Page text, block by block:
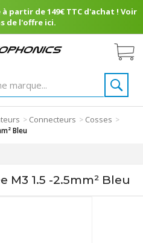
partir de 149€ TTC d'achat ! Voir
de l'offre ici.
> Connecteurs > Cosses >
Bleu
M3 1.5 -2.5mm² Bleu